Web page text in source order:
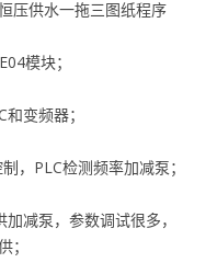
压供水一拖三图纸程序
模块；
变频器；
，PLC检测频率加减泵；
减泵，参数调试很多，
；